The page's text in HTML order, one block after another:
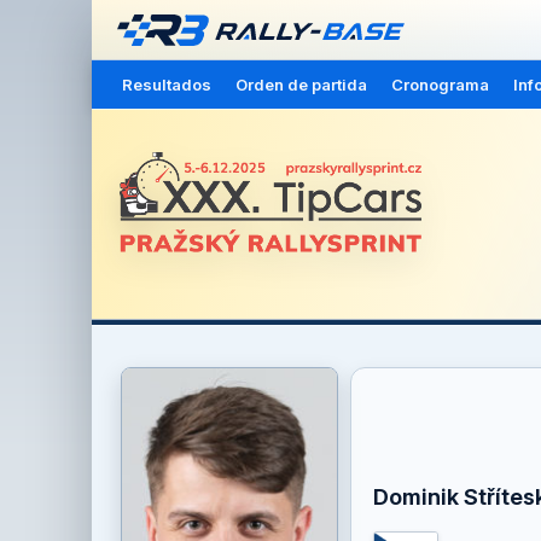
Resultados Orden de partida Cronograma
Dominik